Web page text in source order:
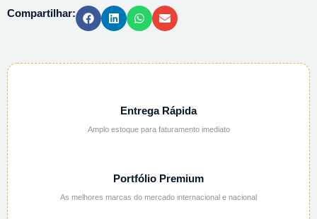
ALCOOLICA
quantidade
Compartilhar:
Entrega Rápida
Amplo estoque para faturamento imediato
Portfólio Premium
As melhores marcas do mercado internacional e nacional